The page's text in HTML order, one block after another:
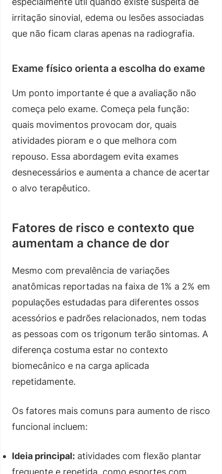
irritação sinovial, edema ou lesões associadas
que não ficam claras apenas na radiografia.
Exame físico orienta a escolha do exame
Um ponto importante é que a avaliação não
começa pelo exame. Começa pela função:
quais movimentos provocam dor, quais
atividades pioram e o que melhora com
repouso. Essa abordagem evita exames
desnecessários e aumenta a chance de acertar
o alvo terapêutico.
Fatores de risco e contexto que
aumentam a chance de dor
Mesmo com prevalência de variações
anatômicas reportadas na faixa de 1% a 2% em
populações estudadas para diferentes ossos
acessórios e padrões relacionados, nem todas
as pessoas com os trigonum terão sintomas. A
diferença costuma estar no contexto
biomecânico e na carga aplicada
repetidamente.
Os fatores mais comuns para aumento de risco
funcional incluem:
Ideia principal: atividades com flexão plantar
frequente e repetida, como esportes com